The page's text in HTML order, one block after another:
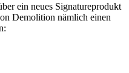
ein neues Signatureprodukt
Demolition nämlich einen